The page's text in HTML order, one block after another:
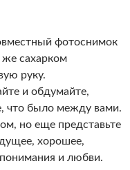
фотоснимок
же сахарком
руку.
и обдумайте,
что было между вами.
но еще представьте
хорошее,
и любви.